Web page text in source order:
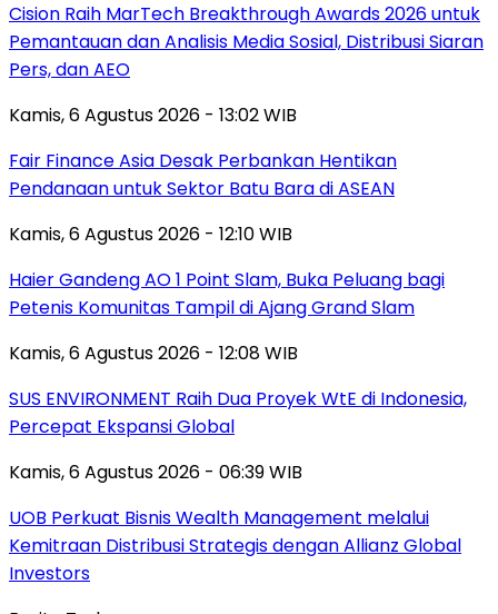
Cision Raih MarTech Breakthrough Awards 2026 untuk
Pemantauan dan Analisis Media Sosial, Distribusi Siaran
Pers, dan AEO
Kamis, 6 Agustus 2026 - 13:02 WIB
Fair Finance Asia Desak Perbankan Hentikan
Pendanaan untuk Sektor Batu Bara di ASEAN
Kamis, 6 Agustus 2026 - 12:10 WIB
Haier Gandeng AO 1 Point Slam, Buka Peluang bagi
Petenis Komunitas Tampil di Ajang Grand Slam
Kamis, 6 Agustus 2026 - 12:08 WIB
SUS ENVIRONMENT Raih Dua Proyek WtE di Indonesia,
Percepat Ekspansi Global
Kamis, 6 Agustus 2026 - 06:39 WIB
UOB Perkuat Bisnis Wealth Management melalui
Kemitraan Distribusi Strategis dengan Allianz Global
Investors